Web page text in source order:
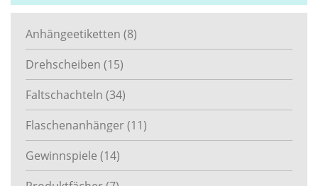
Anhängeetiketten (8)
Drehscheiben (15)
Faltschachteln (34)
Flaschenanhänger(11)
Gewinnspiele (14)